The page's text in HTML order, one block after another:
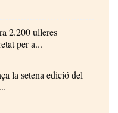
2.200 ulleres
per a...
la setena edició del